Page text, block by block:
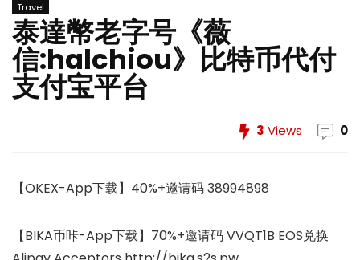
Travel
泰達幣老字号《薇
信:halchiou》比特币代付
支付宝平台
3 Views 0
【OKEX-App下载】40%+邀请码 38994898
【BIKA币咔-App下载】70%+邀请码 VVQT1B EOS兑换